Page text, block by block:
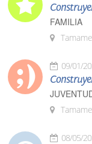
FAMILIA
09/01/
08/05/